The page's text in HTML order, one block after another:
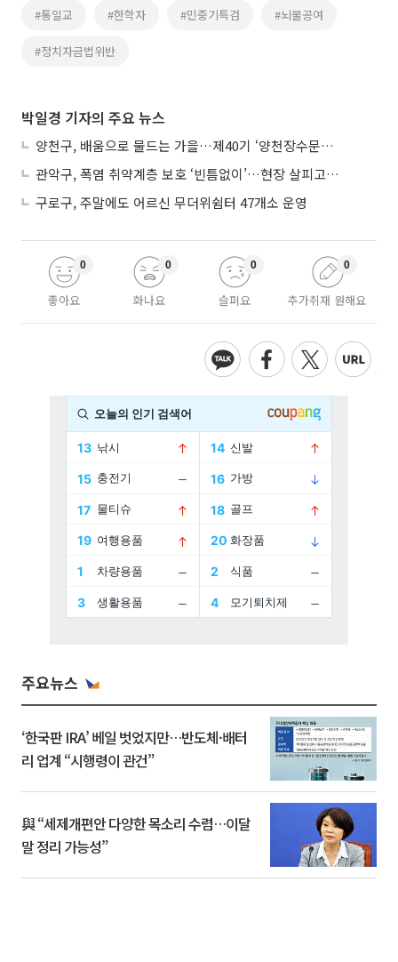
#통일교 #한학자 #민중기특검 #뇌물공여
#정치자금법위반
박일경 기자의 주요 뉴스
양천구, 배움으로 물드는 가을…제40기 ‘양천장수문화대학’ 수강생 모집
관악구, 폭염 취약계층 보호 ‘빈틈없이’…현장 살피고 지원 넓힌다
구로구, 주말에도 어르신 무더위쉼터 47개소 운영
좋아요
0
화나요
0
슬퍼요
0
추가취재 원해요
0
주요뉴스
‘한국판 IRA’ 베일 벗었지만…반도체·배터
리 업계 “시행령이 관건”
與 “세제개편안 다양한 목소리 수렴…이달
말 정리 가능성”